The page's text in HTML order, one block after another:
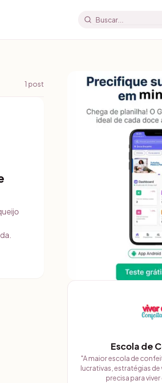
Buscar artigos e
1 post
Escola de
"A maior escola de
lucrativas, estratégias de
precisa para